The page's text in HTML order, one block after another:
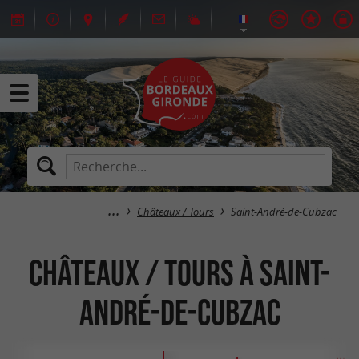
Châteaux / Tours Saint-André-de-Cubzac
Châteaux / Tours à Saint-
André-de-Cubzac